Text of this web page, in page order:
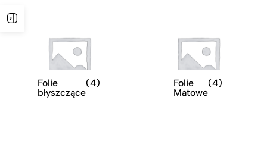
Folie
błyszczące
(4)
Folie
Matowe
(4)